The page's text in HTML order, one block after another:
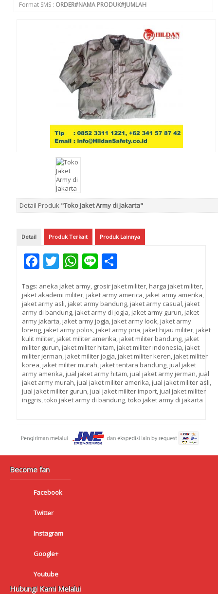
Format SMS : ORDER#NAMA PRODUK#JUMLAH
Detail Produk "Toko Jaket Army di Jakarta"
Detail Produk Terkait Produk Lainnya
Facebook
Twitter
WhatsApp
Line
Tags: aneka jaket army, grosir jaket militer, harga jaket militer,
jaket akademi militer, jaket army america, jaket army amerika,
jaket army asli, jaket army bandung, jaket army casual, jaket
army di bandung, jaket army di jogja, jaket army gurun, jaket
army jakarta, jaket army jogja, jaket army look, jaket army
loreng, jaket army polos, jaket army pria, jaket hijau militer, jaket
kulit militer, jaket militer amerika, jaket militer bandung, jaket
militer gurun, jaket militer hitam, jaket militer indonesia, jaket
militer jerman, jaket militer jogja, jaket militer keren, jaket militer
korea, jaket militer murah, jaket tentara bandung, jual jaket
army amerika, jual jaket army hitam, jual jaket army jerman, jual
jaket army murah, jual jaket militer amerika, jual jaket militer asli,
jual jaket militer gurun, jual jaket militer import, jual jaket militer
inggris,toko jaket army di bandung,toko jaket army di jakarta
Become fan
Facebook
Twitter
Instagram
Google+
Youtube
Hubungi Kami Melalui